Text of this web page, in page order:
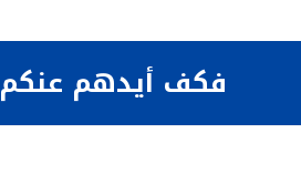
فكف أيدهم عنكم